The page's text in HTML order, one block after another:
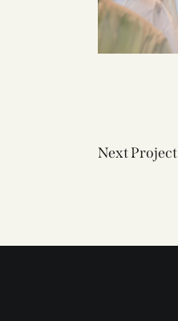
Next Project